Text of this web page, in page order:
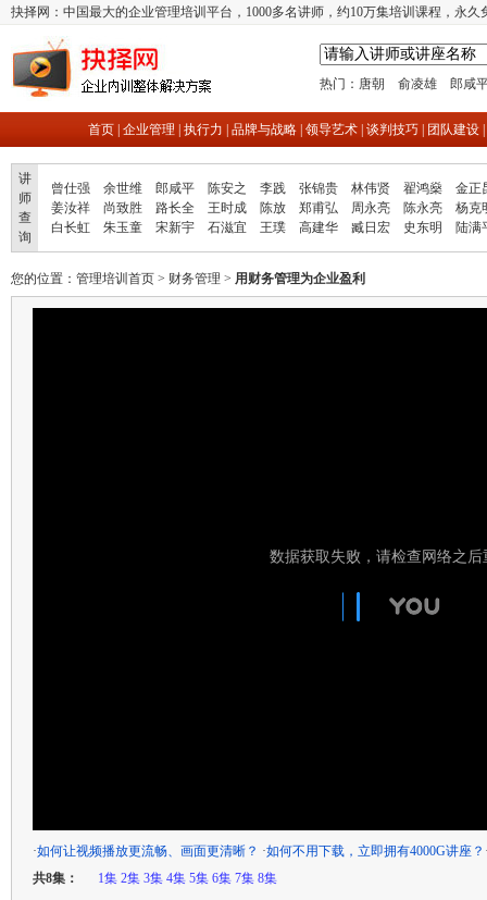
抉择网：中国最大的企业管理培训平台，1000多名讲师，约10万集培训课程，永
热门： 唐朝 俞凌雄 郎咸
首页| 企业管理 执行力 品牌与战略| 领导艺术| 谈判技巧| 团队建设|
讲
师
查
询
曾仕强 余世维 郎咸平 陈安之 李践 张锦贵 林伟贤 翟鸿燊
金正
姜汝祥
尚致胜 路长全 王时成 陈放 郑甫弘 周永亮 陈永亮
杨克
白长虹
朱玉童 宋新宇 石滋宜 王璞 高建华 臧日宏 史东明 陆满
您的位置： 管理培训首页 > 财务管理 > 用财务管理为企业盈利
·如何让视频播放更流畅、画面更清晰？ ·如何不用下载，立即拥有4000G讲座？
共8集：
1集 2集 3集 4集 5集 6集 7集 8集